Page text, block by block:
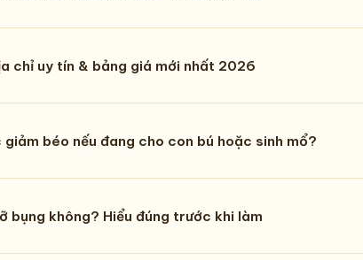
chỉ uy tín & bảng giá mới nhất 2026
giảm béo nếu đang cho con bú hoặc sinh mổ?
bụng không? Hiểu đúng trước khi làm